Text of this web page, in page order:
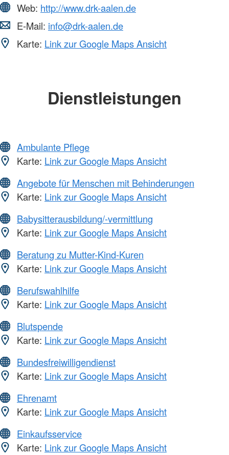
Web: http://www.drk-aalen.de
E-Mail: info@drk-aalen.de
Karte: Link zur Google Maps Ansicht
Dienstleistungen
Ambulante Pflege
Karte: Link zur Google Maps Ansicht
Angebote für Menschen mit Behinderungen
Karte: Link zur Google Maps Ansicht
Babysitterausbildung/-vermittlung
Karte: Link zur Google Maps Ansicht
Beratung zu Mutter-Kind-Kuren
Karte: Link zur Google Maps Ansicht
Berufswahlhilfe
Karte: Link zur Google Maps Ansicht
Blutspende
Karte: Link zur Google Maps Ansicht
Bundesfreiwilligendienst
Karte: Link zur Google Maps Ansicht
Ehrenamt
Karte: Link zur Google Maps Ansicht
Einkaufsservice
Karte: Link zur Google Maps Ansicht